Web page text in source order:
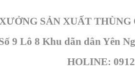
XƯỞNG SẢN XUẤT
9 Lô 8 Khu dãn dân Yên
HOLINE: